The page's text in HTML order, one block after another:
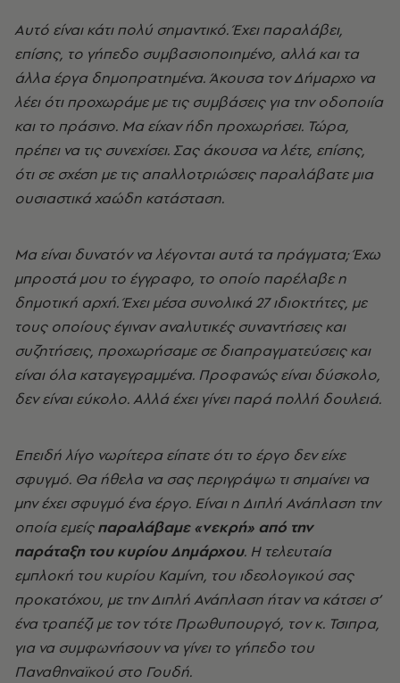
Αυτό είναι κάτι πολύ σημαντικό. Έχει παραλάβει,
επίσης, το γήπεδο συμβασιοποιημένο, αλλά και τα
άλλα έργα δημοπρατημένα. Άκουσα τον Δήμαρχο να
λέει ότι προχωράμε με τις συμβάσεις για την οδοποιία
και το πράσινο. Μα είχαν ήδη προχωρήσει. Τώρα,
πρέπει να τις συνεχίσει. Σας άκουσα να λέτε, επίσης,
ότι σε σχέση με τις απαλλοτριώσεις παραλάβατε μια
ουσιαστικά χαώδη κατάσταση.
Μα είναι δυνατόν να λέγονται αυτά τα πράγματα; Έχω
μπροστά μου το έγγραφο, το οποίο παρέλαβε η
δημοτική αρχή. Έχει μέσα συνολικά 27 ιδιοκτήτες, με
τους οποίους έγιναν αναλυτικές συναντήσεις και
συζητήσεις, προχωρήσαμε σε διαπραγματεύσεις και
είναι όλα καταγεγραμμένα. Προφανώς είναι δύσκολο,
δεν είναι εύκολο. Αλλά έχει γίνει παρά πολλή δουλειά.
Επειδή λίγο νωρίτερα είπατε ότι το έργο δεν είχε
σφυγμό. Θα ήθελα να σας περιγράψω τι σημαίνει να
μην έχει σφυγμό ένα έργο. Είναι η Διπλή Ανάπλαση την
οποία εμείςπαραλάβαμε «νεκρή» από την
παράταξη του κυρίου Δημάρχου. Η τελευταία
εμπλοκή του κυρίου Καμίνη, του ιδεολογικού σας
προκατόχου, με την Διπλή Ανάπλαση ήταν να κάτσει σ’
ένα τραπέζι με τον τότε Πρωθυπουργό, τον κ. Τσιπρα,
για να συμφωνήσουν να γίνει το γήπεδο του
Παναθηναϊκού στο Γουδή.